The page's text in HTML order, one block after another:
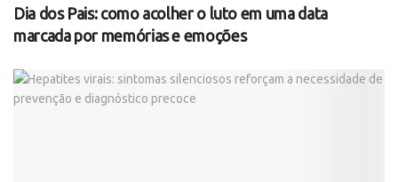
Dia dos Pais: como acolher o luto em uma data
marcada por memórias e emoções